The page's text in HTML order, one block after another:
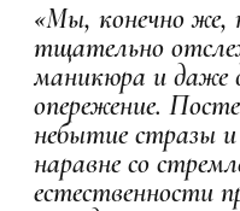
«Мы, конечно же,
тщательно
маникюра и даже
опережение.
небытие стразы и
наравне со
естественности